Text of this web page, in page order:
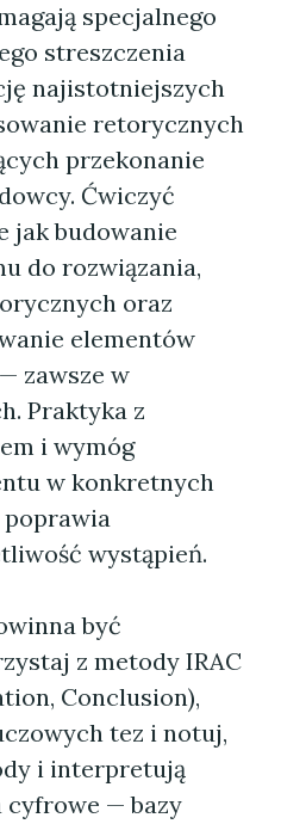
specjalnego
streszczenia
najistotniejszych
retorycznych
przekonanie
Ćwiczyć
jak budowanie
do rozwiązania,
oraz
elementów
— zawsze w
Praktyka z
i wymóg
w konkretnych
poprawia
wystąpień.
być
z metody IRAC
Conclusion),
tez i notuj,
i interpretują
cyfrowe — bazy